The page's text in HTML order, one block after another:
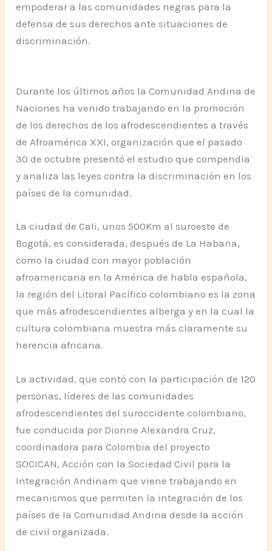
empoderar a las comunidades negras para la
defensa de sus derechos ante situaciones de
discriminación.
Durante los últimos años la Comunidad Andina de
Naciones ha venido trabajando en la promoción
de los derechos de los afrodescendientes a través
de Afroamérica XXI, organización que el pasado
30 de octubre presentó el estudio que compendia
y analiza las leyes contra la discriminación en los
países de la comunidad.
La ciudad de Cali, unos 500Km al suroeste de
Bogotá, es considerada, después de La Habana,
como la ciudad con mayor población
afroamericana en la América de habla española,
la región del Litoral Pacífico colombiano es la zona
que más afrodescendientes alberga y en la cual la
cultura colombiana muestra más claramente su
herencia africana.
La actividad, que contó con la participación de 120
personas, líderes de las comunidades
afrodescendientes del suroccidente colombiano,
fue conducida por Dionne Alexandra Cruz,
coordinadora para Colombia del proyecto
SOCICAN, Acción con la Sociedad Civil para la
Integración Andinam que viene trabajando en
mecanismos que permiten la integración de los
países de la Comunidad Andina desde la acción
de civil organizada.